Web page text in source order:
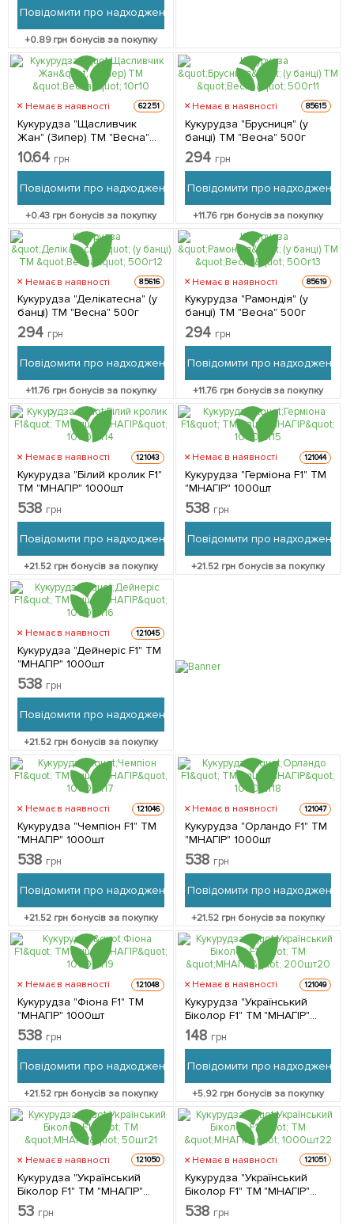
Повідомити про надходження
+0.89грн бонусів за покупку
Немає в наявності 62251
Кукурудза "Щасливчик
Жан" (Зипер) ТМ "Весна"
10г
10.64 грн
Повідомити про надходження
+0.43 грн бонусів за покупку
Немає в наявності 85615
Кукурудза "Брусниця" (у
банці) ТМ "Весна" 500г
294 грн
Повідомити про надходження
+11.76грн бонусів за покупку
Немає в наявності 85616
Кукурудза "Делікатесна" (у
банці) ТМ "Весна" 500г
294 грн
Повідомити про надходження
+11.76грн бонусів за покупку
Немає в наявності 85619
Кукурудза "Рамондія" (у
банці) ТМ "Весна" 500г
294 грн
Повідомити про надходження
+11.76грн бонусів за покупку
Немає в наявності 121043
Кукурудза "Білий кролик F1"
ТМ "МНАГІР" 1000шт
538 грн
Повідомити про надходження
+21.52грн бонусів за покупку
Немає в наявності 121044
Кукурудза "Герміона F1" ТМ
"МНАГІР" 1000шт
538 грн
Повідомити про надходження
+21.52грн бонусів за покупку
Немає в наявності 121045
Кукурудза "Дейнеріс F1" ТМ
"МНАГІР" 1000шт
538 грн
Повідомити про надходження
+21.52грн бонусів за покупку
Немає в наявності 121046
Кукурудза "Чемпіон F1" ТМ
"МНАГІР" 1000шт
538 грн
Повідомити про надходження
+21.52грн бонусів за покупку
Немає в наявності 121047
Кукурудза "Орландо F1" ТМ
"МНАГІР" 1000шт
538 грн
Повідомити про надходження
+21.52грн бонусів за покупку
Немає в наявності 121048
Кукурудза "Фіона F1" ТМ
"МНАГІР" 1000шт
538 грн
Повідомити про надходження
+21.52грн бонусів за покупку
Немає в наявності 121049
Кукурудза "Український
Біколор F1" ТМ "МНАГІР"
200шт
148 грн
Повідомити про надходження
+5.92 грн бонусів за покупку
Немає в наявності 121050
Кукурудза "Український
Біколор F1" ТМ "МНАГІР"
50шт
53 грн
Немає в наявності 121051
Кукурудза "Український
Біколор F1" ТМ "МНАГІР"
1000шт
538 грн